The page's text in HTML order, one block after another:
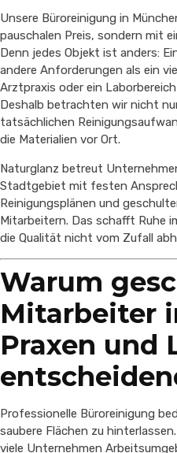
Unsere Büroreinigung in
pauschalen Preis, sondern mit
Denn jedes Objekt ist anders:
andere Anforderungen als ein
Arztpraxis oder ein
Deshalb betrachten wir nicht
tatsächlichen
die Materialien vor Ort.
Naturglanz betreut
Stadtgebiet mit festen
Reinigungsplänen und
Mitarbeitern. Das schafft Ruhe
die Qualität nicht vom Zufall
Warum
Mitarbeiter
Praxen und
Professionelle Büroreinigung
saubere Flächen zu
viele Unternehmen